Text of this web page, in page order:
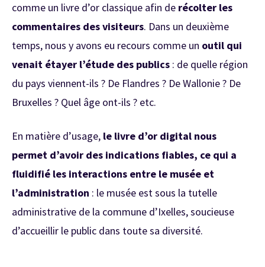
comme un livre d’or classique afin de récolter les
commentaires des visiteurs. Dans un deuxième
temps, nous y avons eu recours comme un outil qui
venait étayer l’étude des publics : de quelle région
du pays viennent-ils ? De Flandres ? De Wallonie ? De
Bruxelles ? Quel âge ont-ils ? etc.
En matière d’usage, le livre d’or digital nous
permet d’avoir des indications fiables, ce qui a
fluidifié les interactions entre le musée et
l’administration : le musée est sous la tutelle
administrative de la commune d’Ixelles, soucieuse
d’accueillir le public dans toute sa diversité.